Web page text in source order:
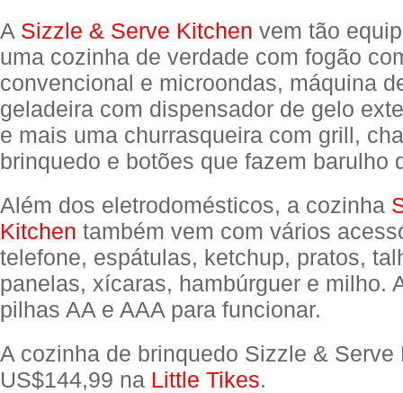
A Sizzle & Serve Kitchen vem tão
uma cozinha de verdade com fogão
convencional e microondas, máquina
geladeira com dispensador de gelo
e mais uma churrasqueira com grill,
brinquedo e botões que fazem barulho
Além dos eletrodomésticos, a cozinha
Kitchen também vem com vários
telefone, espátulas, ketchup, pratos,
panelas, xícaras, hambúrguer e milho.
pilhas AA e AAA para funcionar.
A cozinha de brinquedo Sizzle & Serve
US$144,99 na Little Tikes.